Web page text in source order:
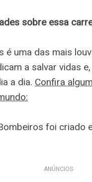
sobre essa
uma das mais
a salvar vidas
a dia. Confira
foi criado
ANÚNCIOS